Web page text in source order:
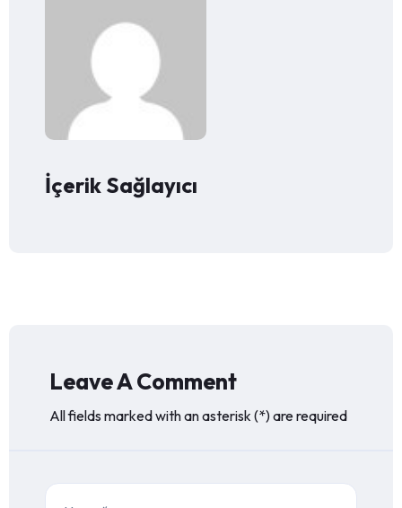
İçerik Sağlayıcı
Leave A Comment
All fields marked with an asterisk (*) are required